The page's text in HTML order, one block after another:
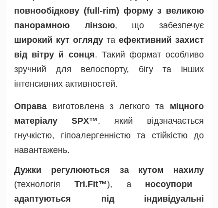
повнообідкову (full-rim) форму з великою
панорамною лінзою, що забезпечує
широкий кут огляду та ефективний захист
від вітру й сонця. Такий формат особливо
зручний для велоспорту, бігу та інших
інтенсивних активностей.
Оправа виготовлена з легкого та міцного
матеріалу SPX™, який відзначається
гнучкістю, гіпоалергенністю та стійкістю до
навантажень.
Дужки регулюються за кутом нахилу
(технологія Tri.Fit™), а носоупори
адаптуються під індивідуальні